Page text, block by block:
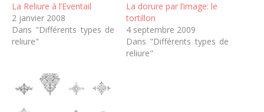
La Reliure à l’Eventail
2 janvier 2008
Dans "Différents types de
reliure"
La dorure par l’image: le
tortillon
4 septembre 2009
Dans "Différents types de
reliure"